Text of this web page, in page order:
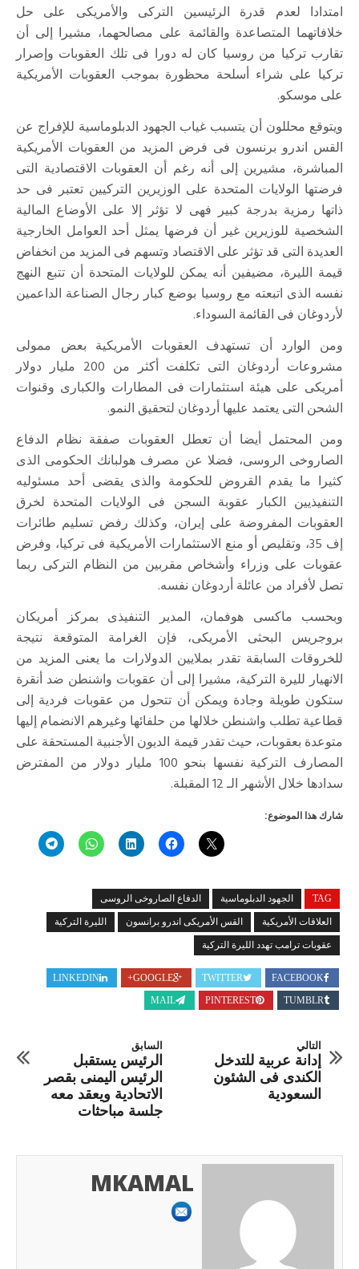
امتدادا لعدم قدرة الرئيسين التركى والأمريكى على حل
خلافاتهما المتصاعدة والقائمة على مصالحهما، مشيرا إلى أن
تقارب تركيا من روسيا كان له دورا فى تلك العقوبات وإصرار
تركيا على شراء أسلحة محظورة بموجب العقوبات الأمريكية
على موسكو.
ويتوقع محللون أن يتسبب غياب الجهود الدبلوماسية للإفراج عن
القس اندرو برنسون فى فرض المزيد من العقوبات الأمريكية
المباشرة، مشيرين إلى أنه رغم أن العقوبات الاقتصادية التى
فرضتها الولايات المتحدة على الوزيرين التركيين تعتبر فى حد
ذاتها رمزية بدرجة كبير فهى لا تؤثر إلا على الأوضاع المالية
الشخصية للوزيرين غير أن فرضها يمثل أحد العوامل الخارجية
العديدة التى قد تؤثر على الاقتصاد وتسهم فى المزيد من انخفاض
قيمة الليرة، مضيفين أنه يمكن للولايات المتحدة أن تتبع النهج
نفسه الذى اتبعته مع روسيا بوضع كبار رجال الصناعة الداعمين
لأردوغان فى القائمة السوداء.
ومن الوارد أن تستهدف العقوبات الأمريكية بعض ممولى
مشروعات أردوغان التى تكلفت أكثر من 200 مليار دولار
أمريكى على هيئة استثمارات فى المطارات والكبارى وقنوات
الشحن التى يعتمد عليها أردوغان لتحقيق النمو.
ومن المحتمل أيضا أن تعطل العقوبات صفقة نظام الدفاع
الصاروخى الروسى، فضلا عن مصرف هولبانك الحكومى الذى
كثيرا ما يقدم القروض للحكومة والذى يقضى أحد مسئوليه
التنفيذيين الكبار عقوبة السجن فى الولايات المتحدة لخرق
العقوبات المفروضة على إيران، وكذلك رفض تسليم طائرات
إف 35، وتقليص أو منع الاستثمارات الأمريكية فى تركيا، وفرض
عقوبات على وزراء وأشخاص مقربين من النظام التركى ربما
تصل لأفراد من عائلة أردوغان نفسه.
وبحسب ماكسى هوفمان، المدير التنفيذى بمركز أمريكان
بروجريس البحثى الأمريكى، فإن الغرامة المتوقعة نتيجة
للخروقات السابقة تقدر بملايين الدولارات ما يعنى المزيد من
الانهيار لليرة التركية، مشيرا إلى أن عقوبات واشنطن ضد أنقرة
ستكون طويلة وجادة ويمكن أن تتحول من عقوبات فردية إلى
قطاعية تطلب واشنطن خلالها من حلفائها وغيرهم الانضمام إليها
متوعدة بعقوبات، حيث تقدر قيمة الديون الأجنبية المستحقة على
المصارف التركية نفسها بنحو 100 مليار دولار من المفترض
سدادها خلال الأشهر الـ 12 المقبلة.
شارك هذا الموضوع:
TAG الجهود الدبلوماسية الدفاع الصاروخى الروسى
العلاقات الأمريكية القس الأمريكى اندرو برانسون الليرة التركية
عقوبات ترامب تهدد الليرة التركية
FACEBOOK
TWITTER
GOOGLE+
LINKEDIN
TUMBLR
PINTEREST
MAIL
السابق
الرئيس يستقبل
الرئيس اليمنى بقصر
الاتحادية ويعقد معه
جلسة مباحثات
التالي
إدانة عربية للتدخل
الكندى فى الشئون
السعودية
MKAMAL